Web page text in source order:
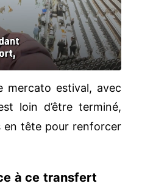
mercato estival, avec
loin d’être terminé,
en tête pour renforcer
à ce transfert